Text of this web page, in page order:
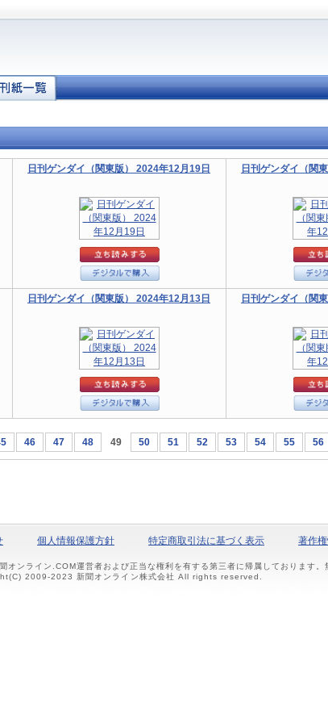
日刊ゲンダイ（関東版） 2024年12月19日 日刊ゲンダイ（関
日刊ゲンダイ（関東版） 2024年12月13日 日刊ゲンダイ（関
46 47 48 49 50 51 52 53 54 55 56
個人情報保護方針 特定商取引法に基づく表示 著作
ンライン.COM運営者および正当な権利を有する第三者に帰属しております。
2009-2023 新聞オンライン株式会社 All rights reserved.